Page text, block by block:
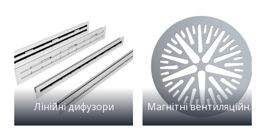
Лінійні дифузори Магнітні вентиляційні дифузори